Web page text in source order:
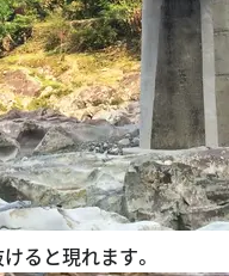
ると現れます。